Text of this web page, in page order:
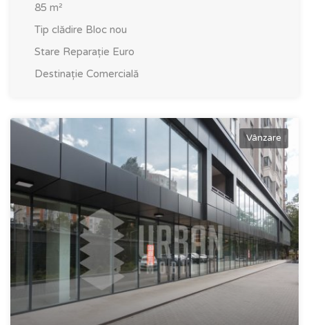
85 m²
Tip clădire Bloc nou
Stare Reparație Euro
Destinație Comercială
Vânzare